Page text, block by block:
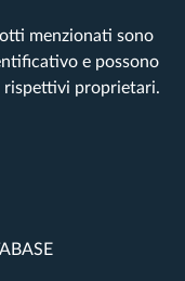
menzionati sono
e possono
rispettivi proprietari.